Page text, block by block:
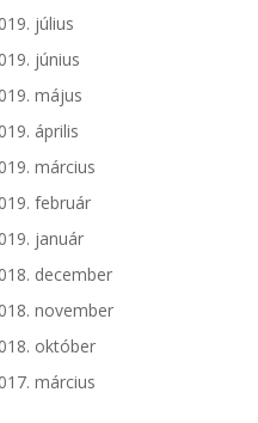
július
június
május
április
március
február
január
december
november
október
március